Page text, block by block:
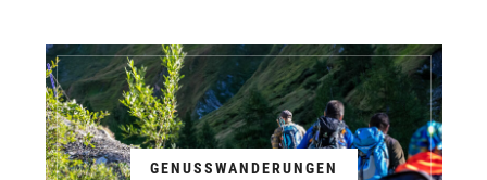
GENUSSWANDERUNGEN